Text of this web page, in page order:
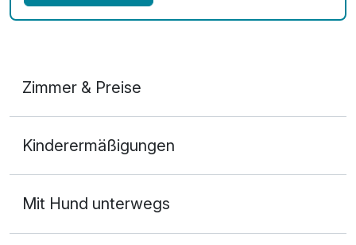
Zimmer & Preise
Terrasse
Kinderermäßigungen
Mit Hund unterwegs